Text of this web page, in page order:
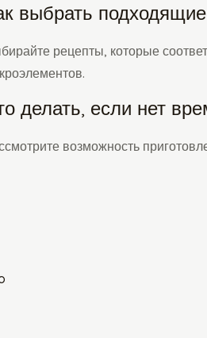
выбрать
рецепты, которые
делать, если нет
возможность